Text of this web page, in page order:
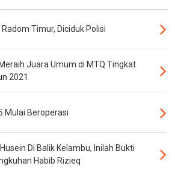
Timur, Diciduk Polisi
Juara Umum di MTQ Tingkat
2021
Mulai Beroperasi
Di Balik Kelambu, Inilah Bukti
Habib Rizieq